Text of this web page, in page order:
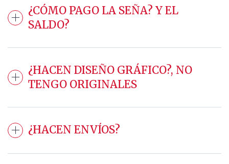
¿CÓMO PAGO LA SEÑA? Y EL
SALDO?
¿HACEN DISEÑO GRÁFICO?, NO
TENGO ORIGINALES
¿HACEN ENVÍOS?